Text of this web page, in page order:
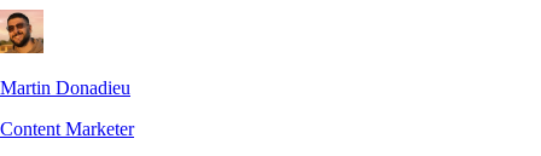
Martin Donadieu
Content Marketer